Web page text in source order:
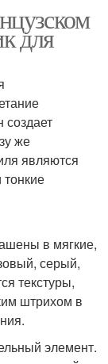
для
создает
же
являются
в мягкие,
серый,
текстуры,
штрихом в
элемент.